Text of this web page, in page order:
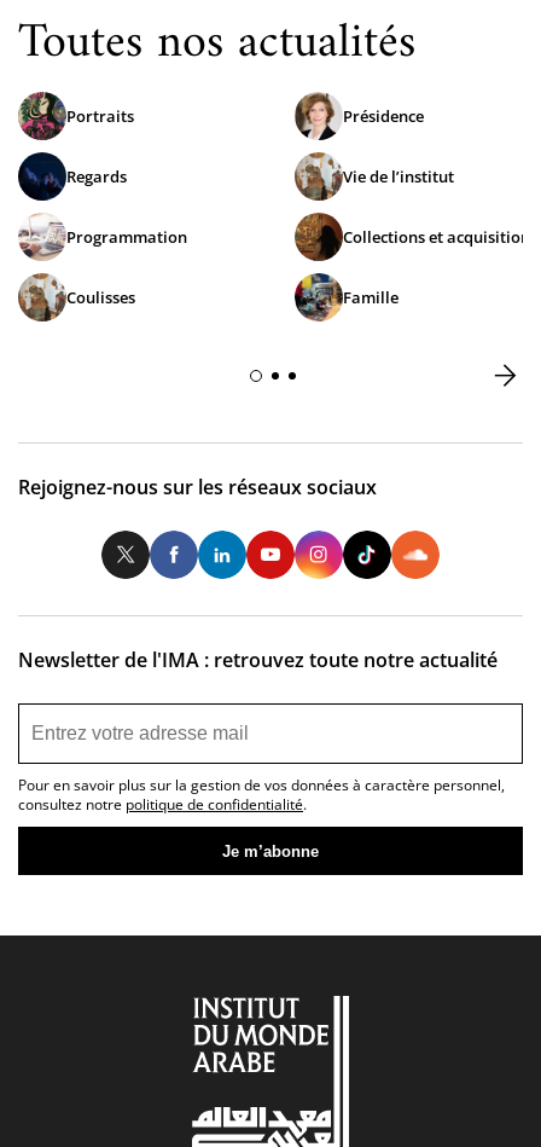
Toutes nos actualités
Portraits
Regards
Programmation
Coulisses
Présidence
Vie de l’institut
Collections et acquisitions
Famille
Rejoignez-nous sur les réseaux sociaux
TwitterFacebookLinkedInYoutubeInstagram
Newsletter de l'IMA : retrouvez toute notre actualité
Pour en savoir plus sur la gestion de vos données à caractère personnel,
consultez notre politique de confidentialité.